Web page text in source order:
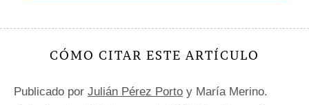
CÓMO CITAR ESTE ARTÍCULO
Publicado por Julián Pérez Porto y María Merino.